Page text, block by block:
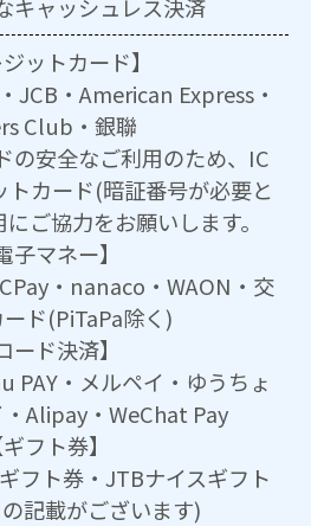
キャッシュレス決済
ジットカード】
JCB・American Express・
Club・銀聯
安全なご利用のため、IC
カード(暗証番号が必要と
ご協力をお願いします。
子マネー】
・nanaco・WAON・交
ド(PiTaPa除く)
ード決済】
PAY・メルペイ・ゆうちょ
Alipay・WeChat Pay
ギフト券】
フト券・JTBナイスギフト
記載がございます)